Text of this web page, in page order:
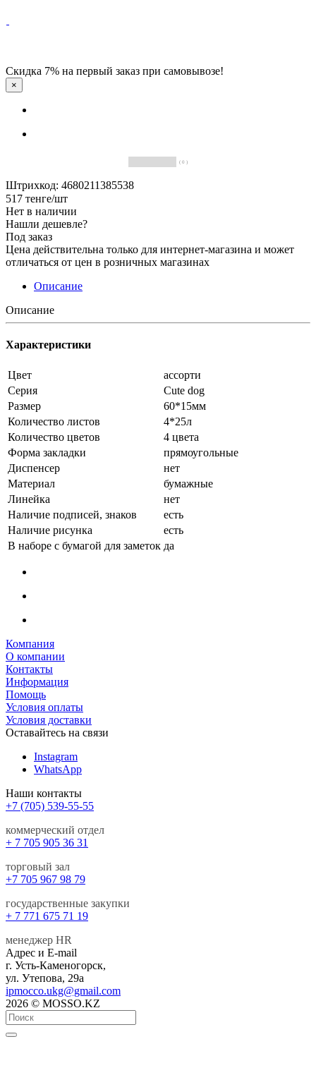
Скидка 7% на первый заказ при самовывозе!
×
( 0 )
Штрихкод: 4680211385538
517 тенге/шт
Нет в наличии
Нашли дешевле?
Под заказ
Цена действительна только для интернет-магазина и может
отличаться от цен в розничных магазинах
Описание
Описание
Характеристики
Цвет
ассорти
Серия
Cute dog
Размер
60*15мм
Количество листов
4*25л
Количество цветов
4 цвета
Форма закладки
прямоугольные
Диспенсер
нет
Материал
бумажные
Линейка
нет
Наличие подписей, знаков
есть
Наличие рисунка
есть
В наборе с бумагой для заметок да
Компания
О компании
Контакты
Информация
Помощь
Условия оплаты
Условия доставки
Оставайтесь на связи
Instagram
WhatsApp
Наши контакты
+7 (705) 539-55-55
коммерческий отдел
+ 7 705 905 36 31
торговый зал
+7 705 967 98 79
государственные закупки
+ 7 771 675 71 19
менеджер HR
Адрес и E-mail
г. Усть-Каменогорск,
ул. Утепова, 29а
ipmocco.ukg@gmail.com
2026 © MOSSO.KZ